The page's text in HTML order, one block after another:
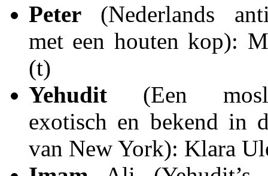
Peter (Nederlands
met een houten kop):
(t)
Yehudit (Een
exotisch en bekend in
van New York): Klara